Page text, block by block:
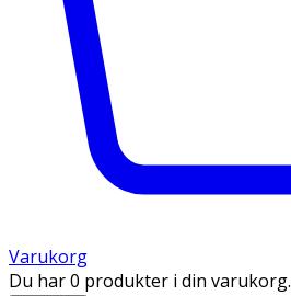
Varukorg
Du har 0 produkter i din varukorg.